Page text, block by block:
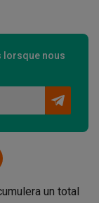
lorsque nous
un total